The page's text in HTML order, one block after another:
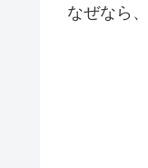
なぜなら、